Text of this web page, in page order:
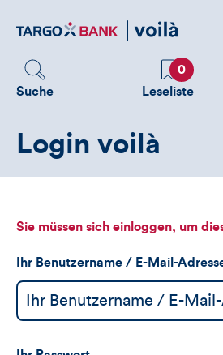
zum
Suche
Favoriten
0
Leseliste
Login voilà
Sie müssen sich einloggen, um
Ihr Benutzername / E-Mail-